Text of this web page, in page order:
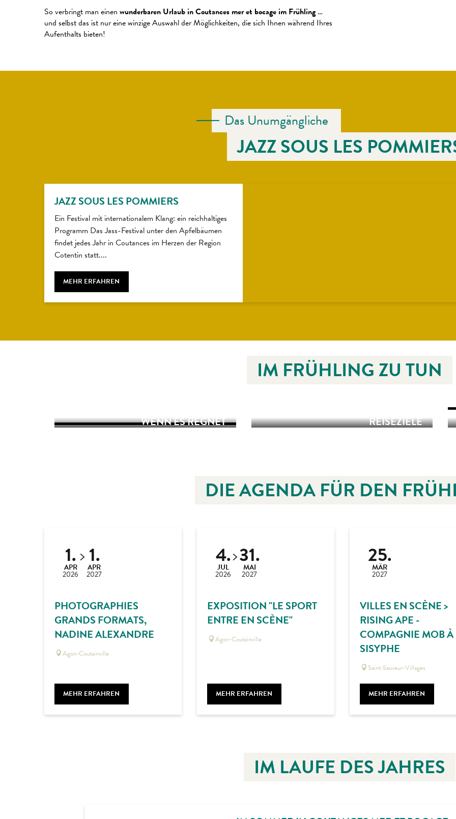
So verbringt man einen wunderbaren Urlaub in Coutances mer et bocage im Frühling…
und selbst das ist nur eine winzige Auswahl der Möglichkeiten, die sich Ihnen während Ihres
Aufenthalts bieten!
Das Unumgängliche
JAZZ SOUS LES
JAZZ SOUS LES POMMIERS
Ein Festival mit internationalem Klang: ein reichhaltiges
Programm Das Jass-Festival unter den Apfelbäumen
findet jedes Jahr in Coutances im Herzen der Region
Cotentin statt....
MEHR ERFAHREN
IM FRÜHLING ZU TUN
WENN ES REGNET
REISEZIELE
DIE AGENDA FÜR DEN
1.
APR
2026
1.
APR
2027
PHOTOGRAPHIES
GRANDS FORMATS,
NADINE ALEXANDRE
Agon-Coutainville
MEHR ERFAHREN
4.
JUL
2026
31.
MAI
2027
EXPOSITION "LE SPORT
ENTRE EN SCÈNE"
Agon-Coutainville
MEHR ERFAHREN
25.
MÄR
2027
VILLES EN SCÈNE >
RISING APE -
COMPAGNIE MOB À
SISYPHE
Saint-Sauveur-Villages
MEHR ERFAHREN
IM LAUFE DES JAHRES